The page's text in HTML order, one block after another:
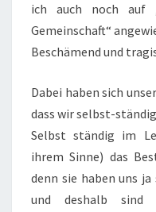
ich auch noch auf
Gemeinschaft“
Beschämend und
Dabei haben sich
dass wir selbst-
Selbst ständig im
ihrem Sinne) das
denn sie haben uns
und deshalb sind